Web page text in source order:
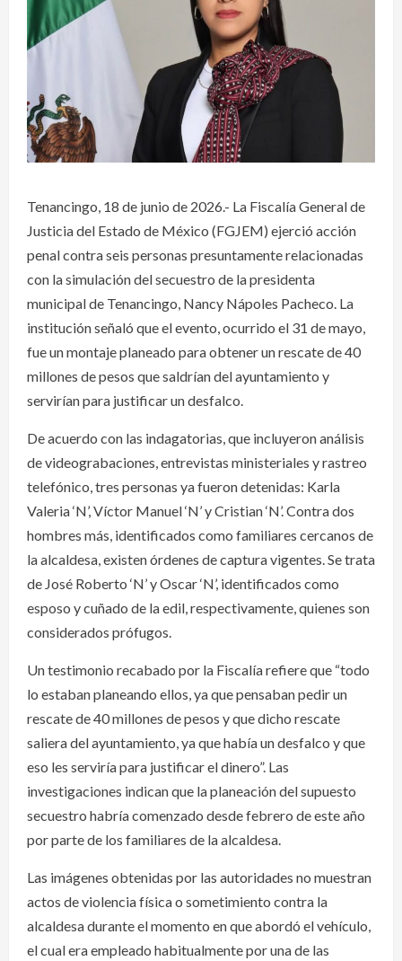
Tenancingo, 18 de junio de 2026.- La Fiscalía General de
Justicia del Estado de México (FGJEM) ejerció acción
penal contra seis personas presuntamente relacionadas
con la simulación del secuestro de la presidenta
municipal de Tenancingo, Nancy Nápoles Pacheco. La
institución señaló que el evento, ocurrido el 31 de mayo,
fue un montaje planeado para obtener un rescate de 40
millones de pesos que saldrían del ayuntamiento y
servirían para justificar un desfalco.
De acuerdo con las indagatorias, que incluyeron análisis
de videograbaciones, entrevistas ministeriales y rastreo
telefónico, tres personas ya fueron detenidas: Karla
Valeria ‘N’, Víctor Manuel ‘N’ y Cristian ‘N’. Contra dos
hombres más, identificados como familiares cercanos de
la alcaldesa, existen órdenes de captura vigentes. Se trata
de José Roberto ‘N’ y Oscar ‘N’, identificados como
esposo y cuñado de la edil, respectivamente, quienes son
considerados prófugos.
Un testimonio recabado por la Fiscalía refiere que “todo
lo estaban planeando ellos, ya que pensaban pedir un
rescate de 40 millones de pesos y que dicho rescate
saliera del ayuntamiento, ya que había un desfalco y que
eso les serviría para justificar el dinero”. Las
investigaciones indican que la planeación del supuesto
secuestro habría comenzado desde febrero de este año
por parte de los familiares de la alcaldesa.
Las imágenes obtenidas por las autoridades no muestran
actos de violencia física o sometimiento contra la
alcaldesa durante el momento en que abordó el vehículo,
el cual era empleado habitualmente por una de las